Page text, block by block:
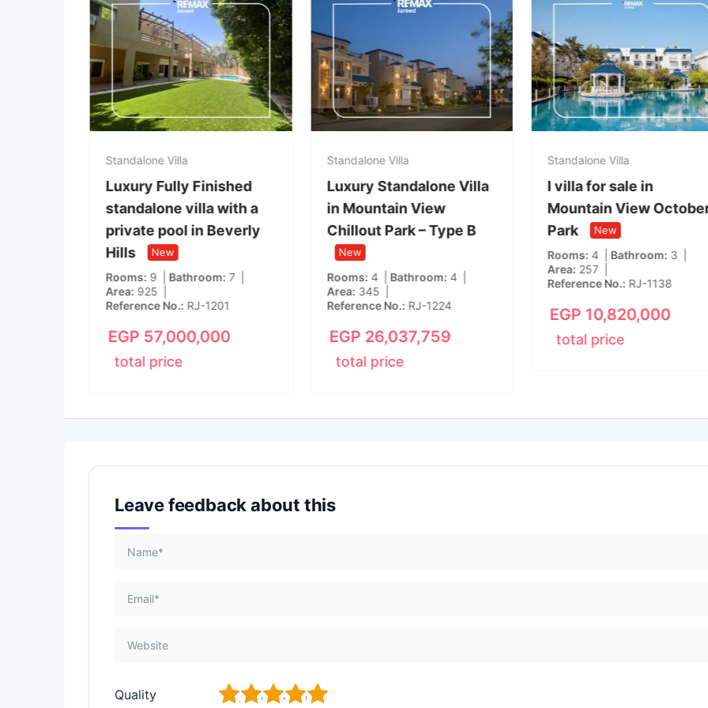
Standalone Villa
Luxury Fully Finished
standalone villa with a
private pool in Beverly
Hills
New
Rooms 9 Bathroom 7
Area 925
Reference No. RJ-1201
EGP 57,000,000
total price
Standalone Villa
Luxury Standalone Villa
in Mountain View
Chillout Park – Type B
New
Rooms 4 Bathroom 4
Area 345
Reference No. RJ-1224
EGP 26,037,759
total price
Standalone Villa
I villa for sale in
Mountain View
Park
New
Rooms 4 Bathroom 3
Area 257
Reference No. RJ-1138
EGP 10,820,000
total price
Leave feedback about this
Quality 5
4
3
2